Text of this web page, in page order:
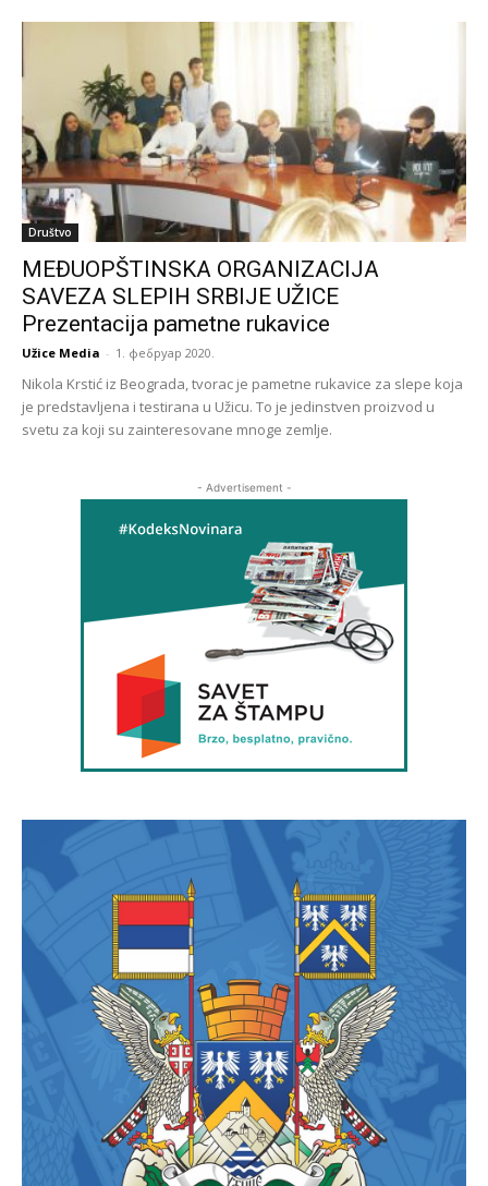
Društvo
MEĐUOPŠTINSKA ORGANIZACIJA
SAVEZA SLEPIH SRBIJE UŽICE
Prezentacija pametne rukavice
Užice Media - 1. фебруар 2020.
Nikola Krstić iz Beograda, tvorac je pametne rukavice za slepe koja
je predstavljena i testirana u Užicu. To je jedinstven proizvod u
svetu za koji su zainteresovane mnoge zemlje.
- Advertisement -